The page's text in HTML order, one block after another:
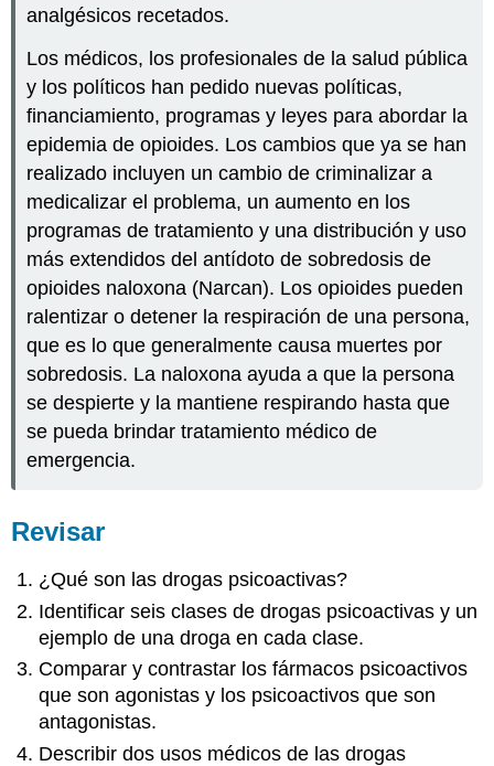
analgésicos recetados.
Los médicos, los profesionales de la salud pública
y los políticos han pedido nuevas políticas,
financiamiento, programas y leyes para abordar la
epidemia de opioides. Los cambios que ya se han
realizado incluyen un cambio de criminalizar a
medicalizar el problema, un aumento en los
programas de tratamiento y una distribución y uso
más extendidos del antídoto de sobredosis de
opioides naloxona (Narcan). Los opioides pueden
ralentizar o detener la respiración de una persona,
que es lo que generalmente causa muertes por
sobredosis. La naloxona ayuda a que la persona
se despierte y la mantiene respirando hasta que
se pueda brindar tratamiento médico de
emergencia.
Revisar
¿Qué son las drogas psicoactivas?
Identificar seis clases de drogas psicoactivas y un
ejemplo de una droga en cada clase.
Comparar y contrastar los fármacos psicoactivos
que son agonistas y los psicoactivos que son
antagonistas.
Describir dos usos médicos de las drogas